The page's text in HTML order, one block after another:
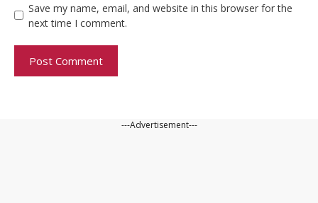
Save my name, email, and website in this browser for the
next time I comment.
---Advertisement---